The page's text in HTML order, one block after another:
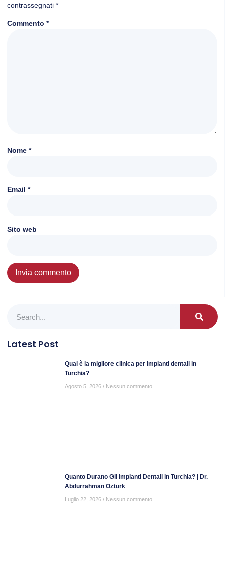
contrassegnati *
Commento *
Nome *
Email *
Sito web
Latest Post
Qual è la migliore clinica per impianti dentali in
Turchia?
Agosto 5, 2026 Nessun commento
Quanto Durano Gli Impianti Dentali in Turchia? | Dr.
Abdurrahman Ozturk
Luglio 22, 2026 Nessun commento